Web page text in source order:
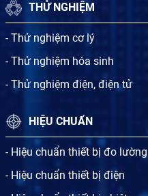
THỬ NGHIỆM
- Thử nghiệm cơ lý
- Thử nghiệm hóa sinh
- Thử nghiệm điện, điện tử
HIỆU CHUẨN
- Hiệu chuẩn thiết bị đo lường
- Hiệu chuẩn thiết bị điện